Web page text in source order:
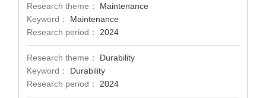
Research theme：
Maintenance
Keyword：
Maintenance
Research period：
2024
Research theme：
Durability
Keyword：
Durability
Research period：
2024